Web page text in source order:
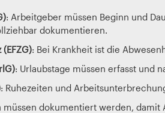
: Arbeitgeber müssen Beginn und
dokumentieren.
: Bei Krankheit ist die
: Urlaubstage müssen erfasst und
: Ruhezeiten und
müssen dokumentiert werden, damit